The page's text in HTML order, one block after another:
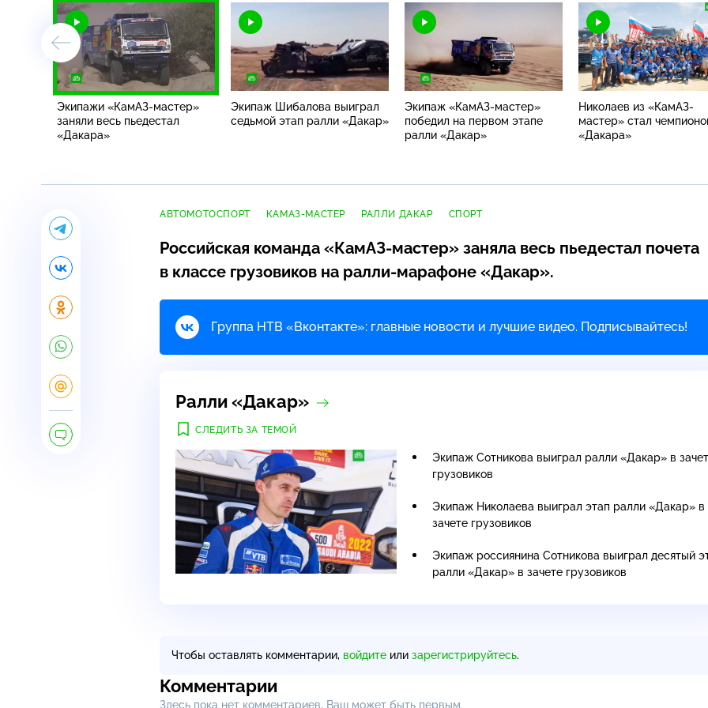
Экипажи «КамАЗ-мастер»
заняли весь пьедестал
«Дакара»
Экипаж Шибалова выиграл
седьмой этап ралли «Дакар»
Экипаж «КамАЗ-мастер»
победил на первом этапе
ралли «Дакар»
Николаев из «КамАЗ-
мастер» стал
«Дакара»
АВТОМОТОСПОРТ КАМАЗ-МАСТЕР РАЛЛИ ДАКАР СПОРТ
Российская команда «КамАЗ-мастер» заняла весь пьедестал почета
в классе грузовиков на ралли-марафоне «Дакар».
Группа НТВ «Вконтакте»: главные новости и лучшие видео. Подписывайтесь!
Ралли «Дакар»
СЛЕДИТЬ ЗА ТЕМОЙ
Экипаж Сотникова выиграл ралли «Дакар» в
грузовиков
Экипаж Николаева выиграл этап ралли «Дакар» в
зачете грузовиков
Экипаж россиянина Сотникова выиграл десятый
ралли «Дакар» в зачете грузовиков
Чтобы оставлять комментарии, войдите или зарегистрируйтесь.
Комментарии
Здесь пока нет комментариев, Ваш может быть первым.